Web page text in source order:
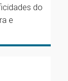
do
e